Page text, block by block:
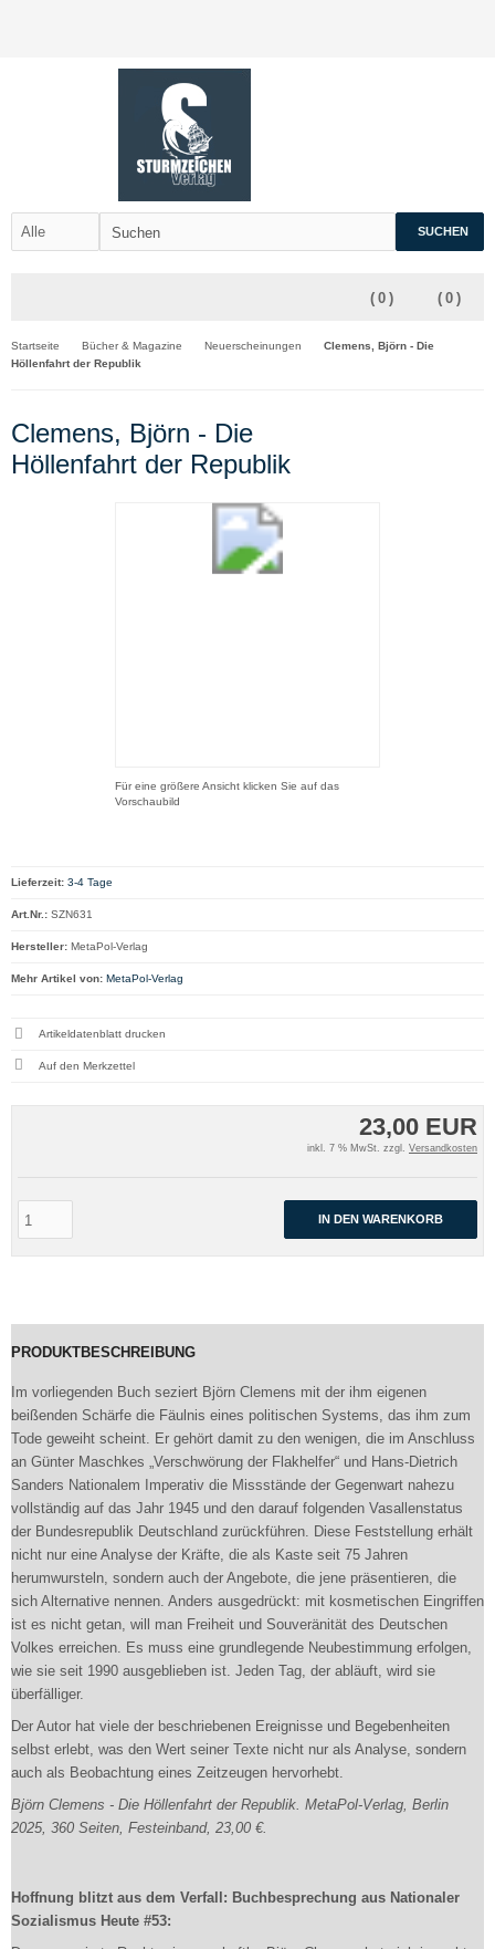
SUCHEN
( 0 )
( 0 )
Startseite Bücher & Magazine Neuerscheinungen
Clemens, Björn - Die
Höllenfahrt der Republik
Clemens, Björn - Die
Höllenfahrt der Republik
Für eine größere Ansicht klicken Sie auf das
Vorschaubild
23,00 EUR
inkl. 7 % MwSt. zzgl. Versandkosten
IN DEN WARENKORB
Lieferzeit: 3-4 Tage
Art.Nr.: SZN631
Hersteller: MetaPol-Verlag
Mehr Artikel von: MetaPol-Verlag
Artikeldatenblatt drucken
PRODUKTBESCHREIBUNG
Im vorliegenden Buch seziert Björn Clemens mit der ihm eigenen
beißenden Schärfe die Fäulnis eines politischen Systems, das ihm zum
Tode geweiht scheint. Er gehört damit zu den wenigen, die im Anschluss
an Günter Maschkes „Verschwörung der Flakhelfer“ und Hans-Dietrich
Sanders Nationalem Imperativ die Missstände der Gegenwart nahezu
vollständig auf das Jahr 1945 und den darauf folgenden Vasallenstatus
der Bundesrepublik Deutschland zurückführen. Diese Feststellung erhält
nicht nur eine Analyse der Kräfte, die als Kaste seit 75 Jahren
herumwursteln, sondern auch der Angebote, die jene präsentieren, die
sich Alternative nennen. Anders ausgedrückt: mit kosmetischen Eingriffen
ist es nicht getan, will man Freiheit und Souveränität des Deutschen
Volkes erreichen. Es muss eine grundlegende Neubestimmung erfolgen,
wie sie seit 1990 ausgeblieben ist. Jeden Tag, der abläuft, wird sie
überfälliger.
Der Autor hat viele der beschriebenen Ereignisse und Begebenheiten
selbst erlebt, was den Wert seiner Texte nicht nur als Analyse, sondern
auch als Beobachtung eines Zeitzeugen hervorhebt.
Björn Clemens - Die Höllenfahrt der Republik. MetaPol-Verlag, Berlin
2025, 360 Seiten, Festeinband, 23,00 €.
Hoffnung blitzt aus dem Verfall: Buchbesprechung aus Nationaler
Sozialismus Heute #53: